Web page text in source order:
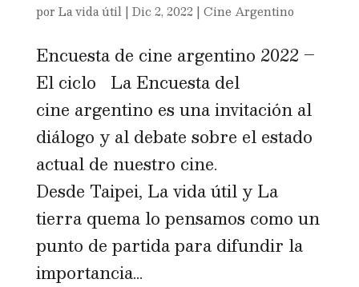
por La vida útil| Dic 2, 2022 | Cine Argentino
Encuesta de cine argentino 2022 –
El ciclo La Encuesta del
cine argentino es una invitación al
diálogo y al debate sobre el estado
actual de nuestro cine.
Desde Taipei, La vida útil y La
tierra quema lo pensamos como un
punto de partida para difundir la
importancia...